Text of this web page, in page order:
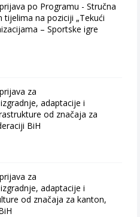
po Programu - Stručna
tijelima na poziciji „Tekući
– Sportske igre
za
adaptacije i
od značaja za
BiH
za
adaptacije i
od značaja za kanton,